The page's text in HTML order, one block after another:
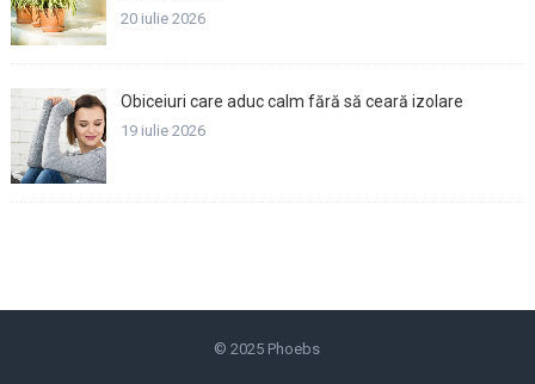
20 iulie 2026
Obiceiuri care aduc calm fără să ceară izolare
19 iulie 2026
© 2025 Phoebs